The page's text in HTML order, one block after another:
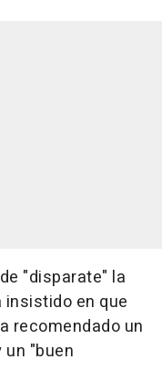
"disparate" la
en que
recomendado un
"buen